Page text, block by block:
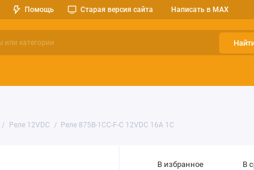
Помощь Старая версия сайта Написать в MAX
Реле 12VDC Реле 875B-1CC-F-C 12VDC 16A 1C
В избранное В